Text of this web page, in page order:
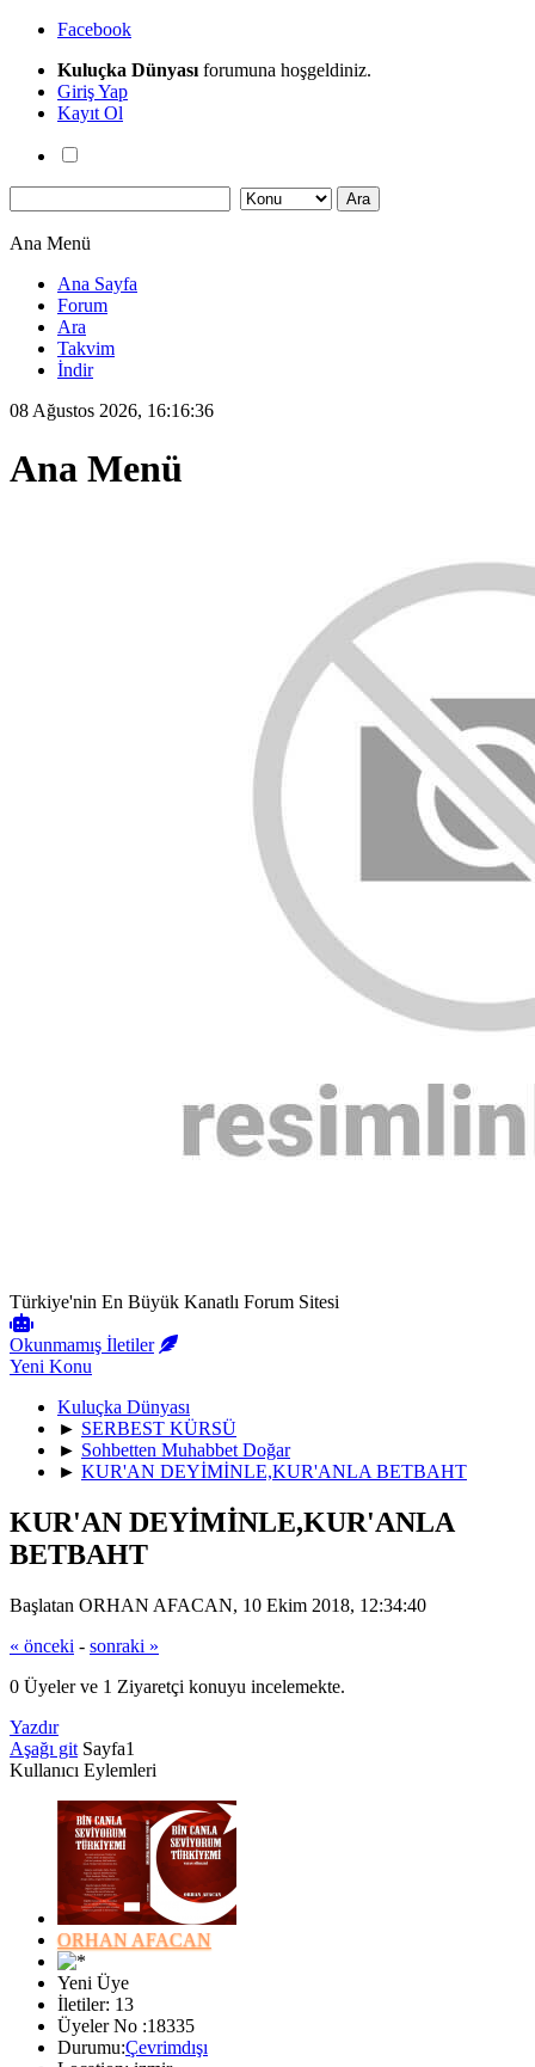
Facebook
Kuluçka Dünyası forumuna hoşgeldiniz.
Giriş Yap
Kayıt Ol
Ana Menü
Ana Sayfa
Forum
Ara
Takvim
İndir
08 Ağustos 2026, 16:16:36
Ana Menü
Türkiye'nin En Büyük Kanatlı Forum Sitesi
Okunmamış İletiler
Yeni Konu
Kuluçka Dünyası
► SERBEST KÜRSÜ
► Sohbetten Muhabbet Doğar
► KUR'AN DEYİMİNLE,KUR'ANLA BETBAHT
KUR'AN DEYİMİNLE,KUR'ANLA
BETBAHT
Başlatan ORHAN AFACAN, 10 Ekim 2018, 12:34:40
« önceki - sonraki »
0 Üyeler ve 1 Ziyaretçi konuyu incelemekte.
Yazdır
Aşağı git Sayfa1
Kullanıcı Eylemleri
ORHAN AFACAN
Yeni Üye
İletiler: 13
Üyeler No :18335
Durumu:Çevrimdışı